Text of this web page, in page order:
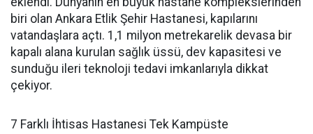
biri olan Ankara Etlik Şehir Hastanesi, kapılarını
vatandaşlara açtı. 1,1 milyon metrekarelik devasa bir
kapalı alana kurulan sağlık üssü, dev kapasitesi ve
sunduğu ileri teknoloji tedavi imkanlarıyla dikkat
çekiyor.
7 Farklı İhtisas Hastanesi Tek Kampüste